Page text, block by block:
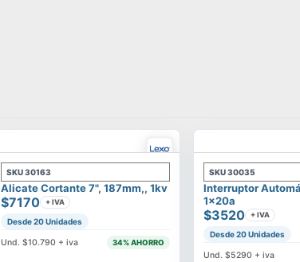
SKU30163
Alicate Cortante 7", 187mm,, 1kv
$7170 + IVA
Desde 20 Unidades
Und.$10.790 + iva 34% AHORRO
SKU30035
Interruptor
1x20a
$3520 + IVA
Desde 20 Unidades
Und. $5290 + iva